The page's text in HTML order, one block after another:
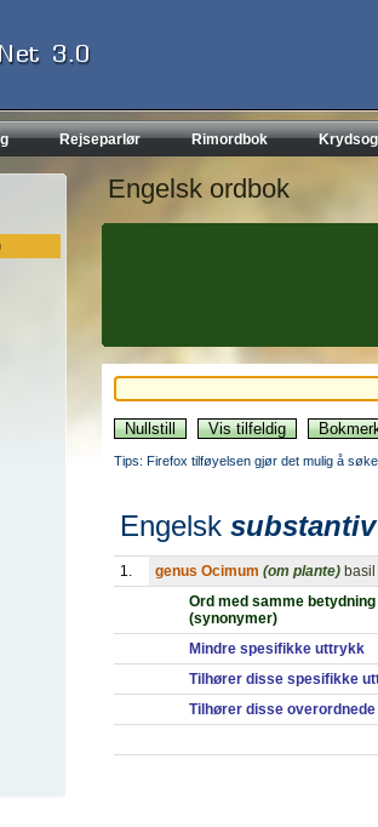
Rejseparlør Rimordbok
Engelsk ordbok
Tips: Firefox tilføyelsen gjør det mulig å
Engelsk substantiv
1. genus Ocimum (om plante) basil
Ord med samme betydning
(synonymer)
Mindre spesifikke uttrykk
Tilhører disse spesifikke
Tilhører disse